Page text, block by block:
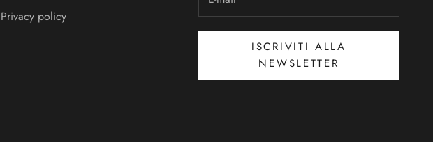
Privacy policy
ISCRIVITI ALLA
NEWSLETTER